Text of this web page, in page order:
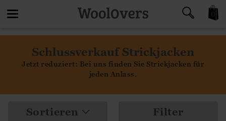
navigationSchlussverkauf Strickjacken
Jetzt reduziert: Bei uns finden Sie Strickjacken für
jeden Anlass.
Sortieren Filter